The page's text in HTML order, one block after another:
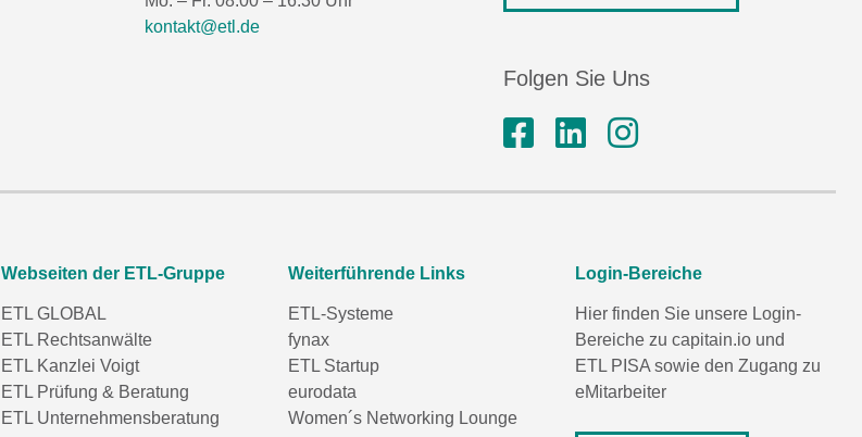
kontakt@etl.de
Folgen Sie Uns
Webseiten der ETL-Gruppe
ETL GLOBAL
ETL Rechtsanwälte
ETL Kanzlei Voigt
ETL Prüfung & Beratung
ETL Unternehmensberatung
Weiterführende Links
ETL-Systeme
fynax
ETL Startup
eurodata
Women´s Networking Lounge
Login-Bereiche
Hier finden Sie unsere Login-
Bereiche zu capitain.io und
ETL PISA sowie den Zugang zu
eMitarbeiter